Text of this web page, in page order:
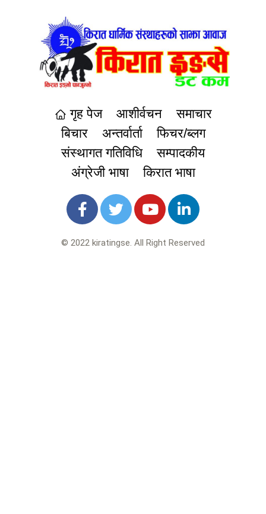
गृह पेज आशीर्वचन
समाचार
बिचार
अन्तर्वार्ता
फिचर/ब्लग
संस्थागत गतिविधि
सम्पादकीय
अंग्रेजी भाषा
किरात भाषा
© 2022 kiratingse. All Right Reserved